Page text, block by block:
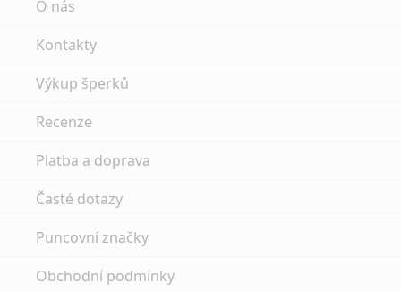
O nás
Kontakty
Výkup šperků
Recenze
Platba a doprava
Časté dotazy
Puncovní značky
Obchodní podmínky